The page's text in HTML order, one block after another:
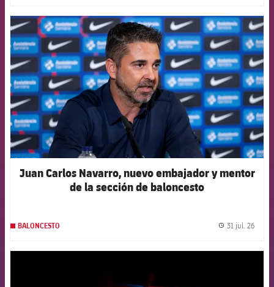
FCB Barcelona badge
Juan Carlos Navarro, nuevo embajador y mentor
de la sección de baloncesto
BALONCESTO 31 jul. 26